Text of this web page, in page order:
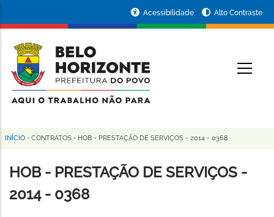
conteúdo
principal
da
Prefeitura
de
Horizonte
Acessibilidade Alto Contraste
Trilha
de
navegação
INÍCIO - CONTRATOS - HOB - PRESTAÇÃO DE SERVIÇOS - 2014 - 0368
HOB - PRESTAÇÃO DE SERVIÇOS -
2014 - 0368